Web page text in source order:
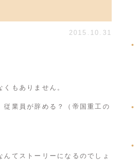
2015.10.31
もありません。
従業員が辞める？（帝国重工の
てストーリーになるのでしょ